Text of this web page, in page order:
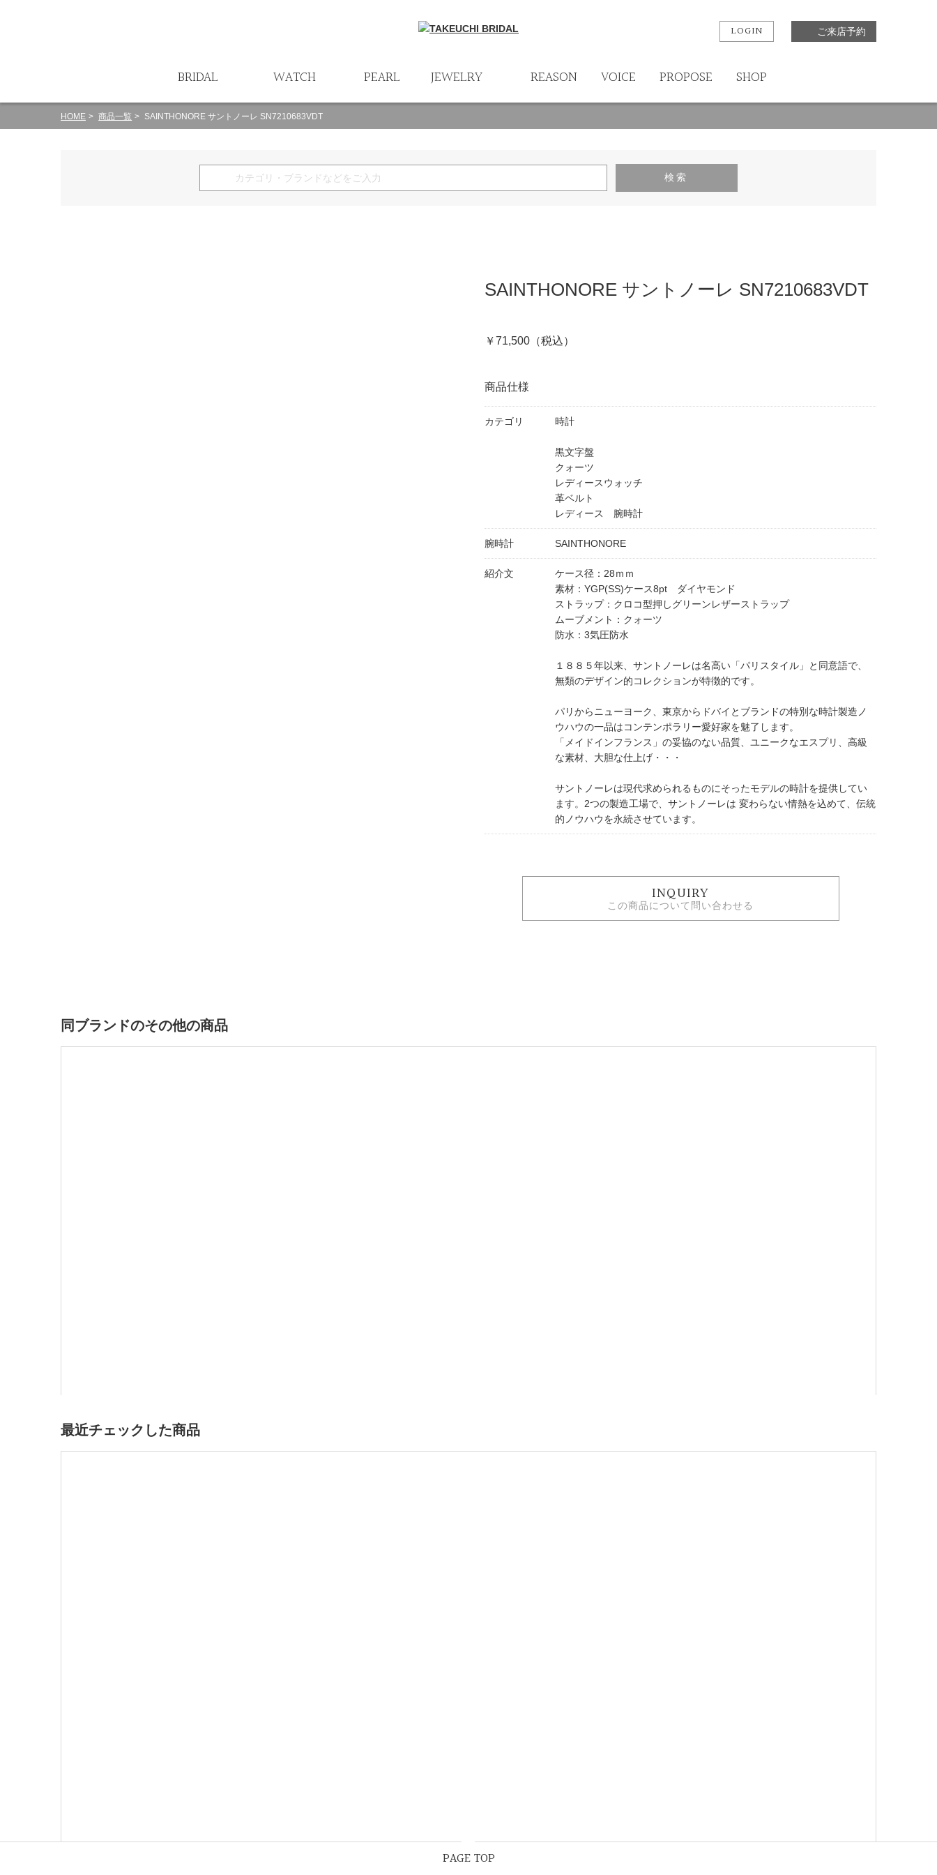
LOGIN ご来店予約
BRIDAL WATCH PEARL JEWELRY REASON VOICE PROPOSE SHOP
HOME 商品一覧 SAINTHONORE サントノーレ SN7210683VDT
SAINTHONORE サントノーレ SN7210683VDT
￥71,500（税込）
商品仕様
カテゴリ 時計
黒文字盤
クォーツ
レディースウォッチ
革ベルト
レディース 腕時計
腕時計 SAINTHONORE
紹介文
ケース径：28ｍｍ
素材：YGP(SS)ケース8pt ダイヤモンド
ストラップ：クロコ型押しグリーンレザーストラップ
ムーブメント：クォーツ
防水：3気圧防水
１８８５年以来、サントノーレは名高い「パリスタイル」と同意語で、
無類のデザイン的コレクションが特徴的です。
パリからニューヨーク、東京からドバイとブランドの特別な時計製造ノ
ウハウの一品はコンテンポラリー愛好家を魅了します。
「メイドインフランス」の妥協のない品質、ユニークなエスプリ、高級
な素材、大胆な仕上げ・・・
サントノーレは現代求められるものにそったモデルの時計を提供してい
ます。2つの製造工場で、サントノーレは 変わらない情熱を込めて、伝統
的ノウハウを永続させています。
INQUIRY
この商品について問い合わせる
同ブランドのその他の商品
最近チェックした商品
PAGE TOP